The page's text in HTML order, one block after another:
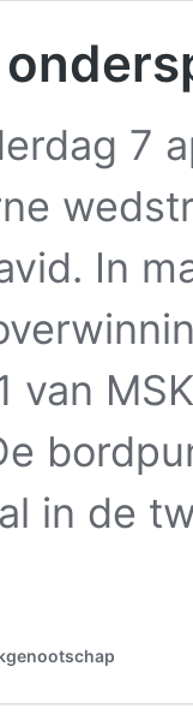
7
In
van
in de